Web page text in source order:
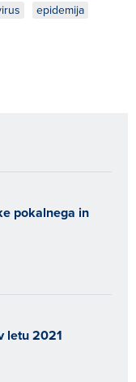
epidemija
pokalnega in
letu 2021